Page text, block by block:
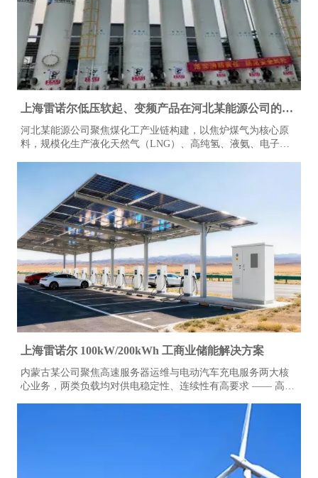
上海雷诺尔低压软起、变频产品在河北某能源公司的应
用
河北某能源公司聚焦煤化工产业链构建，以焦炉煤气为核心原
料，规模化生产液化天然气（LNG）、高纯氢、液氨、电子级
上海雷诺尔 100kW/200kWh 工商业储能解决方案
内蒙古某公司聚焦高速服务器运维与电动汽车充电服务两大核
心业务，两类负载均对供电稳定性、连续性有高要求 —— 高速